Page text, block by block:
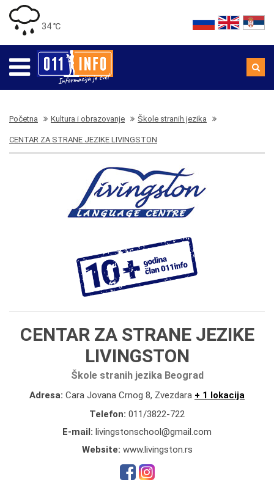
34 ℃
Početna Kultura i obrazovanje Škole stranih jezika
CENTAR ZA STRANE JEZIKE LIVINGSTON
CENTAR ZA STRANE JEZIKE
LIVINGSTON
Škole stranih jezika Beograd
Adresa: Cara Jovana Crnog 8, Zvezdara + 1 lokacija
Telefon: 011/3822-722
E-mail: livingstonschool@gmail.com
Website: www.livingston.rs